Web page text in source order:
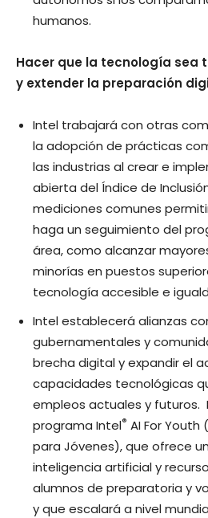
humanos.
Hacer que la tecnología sea
y extender la preparación
Intel trabajará con otras
la adopción de prácticas
las industrias al crear e
abierta del Índice de
mediciones comunes
haga un seguimiento del
área, como alcanzar
minorías en puestos
tecnología accesible e
Intel establecerá alianzas
gubernamentales y
brecha digital y expandir el
capacidades tecnológicas
empleos actuales y futuros.
programa Intel® AI For
para Jóvenes), que ofrece
inteligencia artificial y
alumnos de preparatoria y
y que escalará a nivel